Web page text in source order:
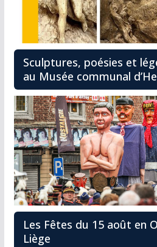
Sculptures, poésies et
au Musée communal
Les Fêtes du 15 août en
Liège